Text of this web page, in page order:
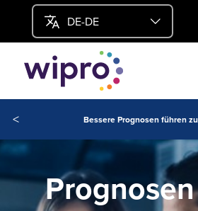
DE-DE
<
Prognosen